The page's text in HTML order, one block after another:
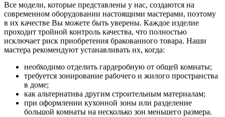
Все модели, которые представлены у нас, создаются на
современном оборудовании настоящими мастерами, поэтому
в их качестве Вы можете быть уверены. Каждое изделие
проходит тройной контроль качества, что полностью
исключает риск приобретения бракованного товара. Наши
мастера рекомендуют устанавливать их, когда:
необходимо отделить гардеробную от общей комнаты;
требуется зонирование рабочего и жилого пространства
в доме;
как альтернатива другим строительным материалам;
при оформлении кухонной зоны или разделение
большой комнаты на несколько зон меньшего размера.